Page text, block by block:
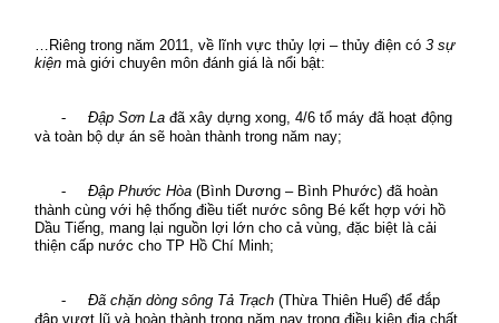
…Riêng trong năm 2011, về lĩnh vực thủy lợi – thủy điện có 3 sự
kiện mà giới chuyên môn đánh giá là nổi bật:
- Đập Sơn La đã xây dựng xong, 4/6 tổ máy đã hoạt động
và toàn bộ dự án sẽ hoàn thành trong năm nay;
- Đập Phước Hòa (Bình Dương – Bình Phước) đã hoàn
thành cùng với hệ thống điều tiết nước sông Bé kết hợp với hồ
Dầu Tiếng, mang lại nguồn lợi lớn cho cả vùng, đặc biệt là cải
thiện cấp nước cho TP Hồ Chí Minh;
- Đã chặn dòng sông Tả Trạch (Thừa Thiên Huế) để đắp
đập vượt lũ và hoàn thành trong năm nay trong điều kiện địa chất